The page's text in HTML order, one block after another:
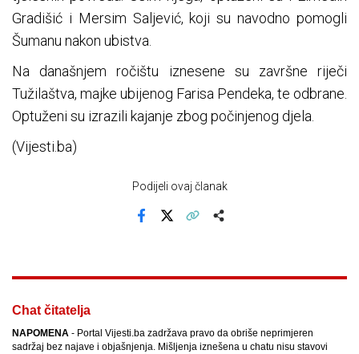
Gradišić i Mersim Saljević, koji su navodno pomogli
Šumanu nakon ubistva.
Na današnjem ročištu iznesene su završne riječi
Tužilaštva, majke ubijenog Farisa Pendeka, te odbrane.
Optuženi su izrazili kajanje zbog počinjenog djela.
(Vijesti.ba)
Podijeli ovaj članak
Chat čitatelja
NAPOMENA - Portal Vijesti.ba zadržava pravo da obriše neprimjeren
sadržaj bez najave i objašnjenja. Mišljenja iznešena u chatu nisu stavovi